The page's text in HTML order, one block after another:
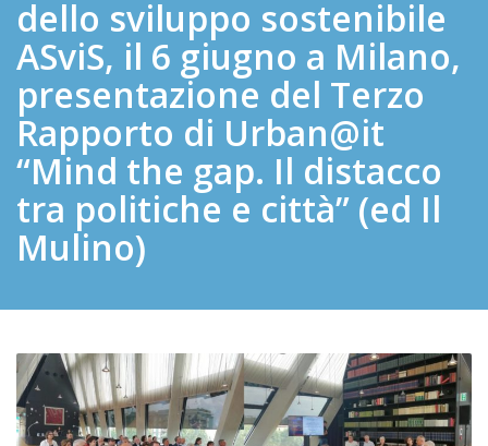
dello sviluppo sostenibile
ASviS, il 6 giugno a Milano,
presentazione del Terzo
Rapporto di Urban@it
“Mind the gap. Il distacco
tra politiche e città” (ed Il
Mulino)